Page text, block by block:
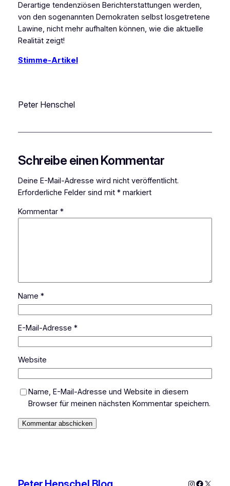
Derartige tendenziösen Berichterstattungen werden,
von den sogenannten Demokraten selbst losgetretene
Lawine, nicht mehr aufhalten können, wie die aktuelle
Realität zeigt!
Stimme-Artikel
Peter Henschel
Schreibe einen Kommentar
Deine E-Mail-Adresse wird nicht veröffentlicht.
Erforderliche Felder sind mit *markiert
Kommentar *
Name *
E-Mail-Adresse *
Website
Name, E-Mail-Adresse und Website in diesem
Browser für meinen nächsten Kommentar speichern.
Instagram
X